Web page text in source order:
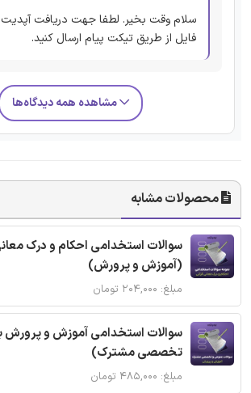
سلام وقت بخیر. لطفا جهت دریافت آپدیت
فایل از طریق تیکت پیام ارسال کنید.
مشاهده همه دیدگاه‌ها
محصولات مشابه
سوالات استخدامی احکام و درک
(آموزش و پرورش)
مبلغ: ۲۰۴,۰۰۰ تومان
سوالات استخدامی آموزش و پرورش
تخصصی مشترک)
مبلغ: ۴۸۵,۰۰۰ تومان